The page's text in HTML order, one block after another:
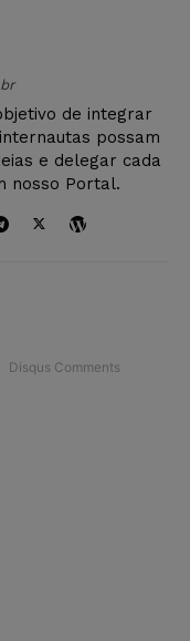
de integrar
possam
e delegar cada
nosso Portal.
Disqus Comments